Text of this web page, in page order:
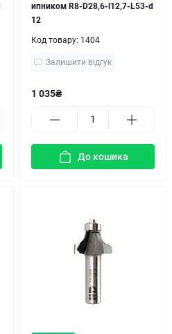
ипником R8-D28,6-l12,7-L53-d
12
Код товару: 1404
Залишити відгук
1 035₴
До кошика